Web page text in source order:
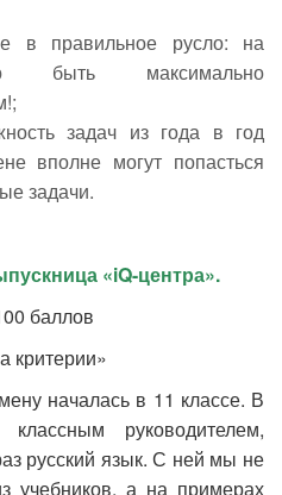
в правильное русло: на
быть максимально
задач из года в год
вполне могут попасться
задачи.
«iQ-центра».
баллов
критерии»
началась в 11 классе. В
руководителем,
русский язык. С ней мы не
учебников, а на примерах